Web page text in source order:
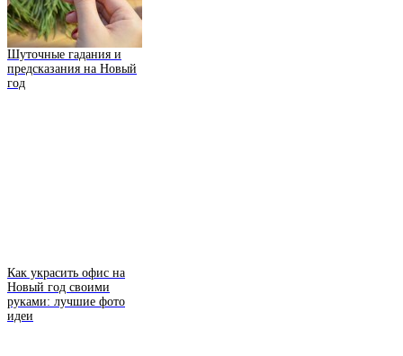
Шуточные гадания и
предсказания на Новый
год
Как украсить офис на
Новый год своими
руками: лучшие фото
идеи